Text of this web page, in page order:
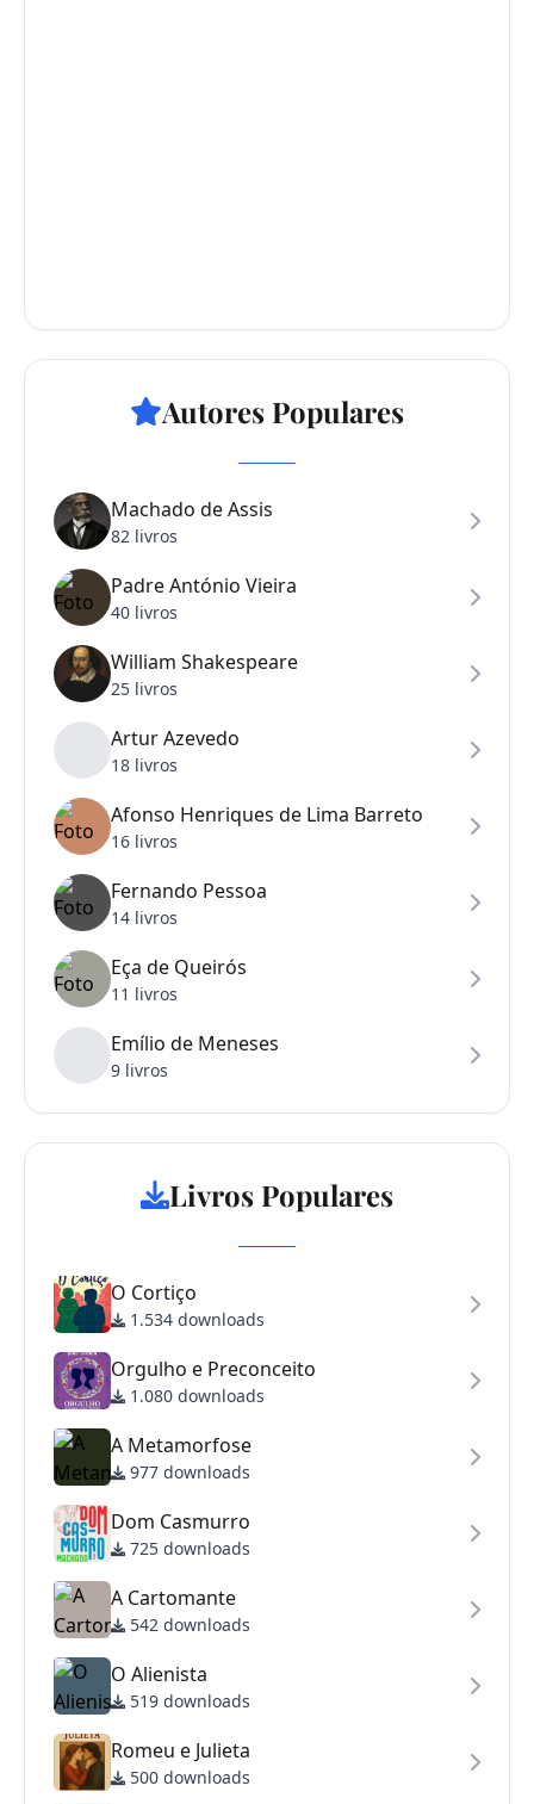
Autores Populares
Machado de Assis
82 livros
Padre António Vieira
40 livros
William Shakespeare
25 livros
Artur Azevedo
18 livros
Afonso Henriques de Lima Barreto
16 livros
Fernando Pessoa
14 livros
Eça de Queirós
11 livros
Emílio de Meneses
9 livros
Livros Populares
O Cortiço
1.534 downloads
Orgulho e Preconceito
1.080 downloads
A Metamorfose
977 downloads
Dom Casmurro
725 downloads
A Cartomante
542 downloads
O Alienista
519 downloads
Romeu e Julieta
500 downloads